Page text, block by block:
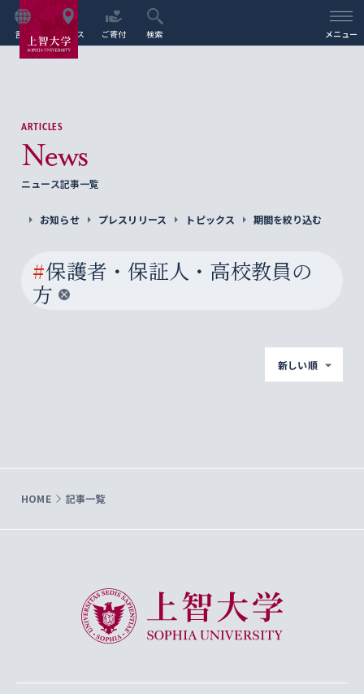
言語 アクセス ご寄付 検索 メニュー
ARTICLES
News
ニュース記事一覧
お知らせ プレスリリース トピックス 期間を絞り込む
#保護者・保証人・高校教員の
方
新しい順
HOME 記事一覧
上智大学 Sophia University